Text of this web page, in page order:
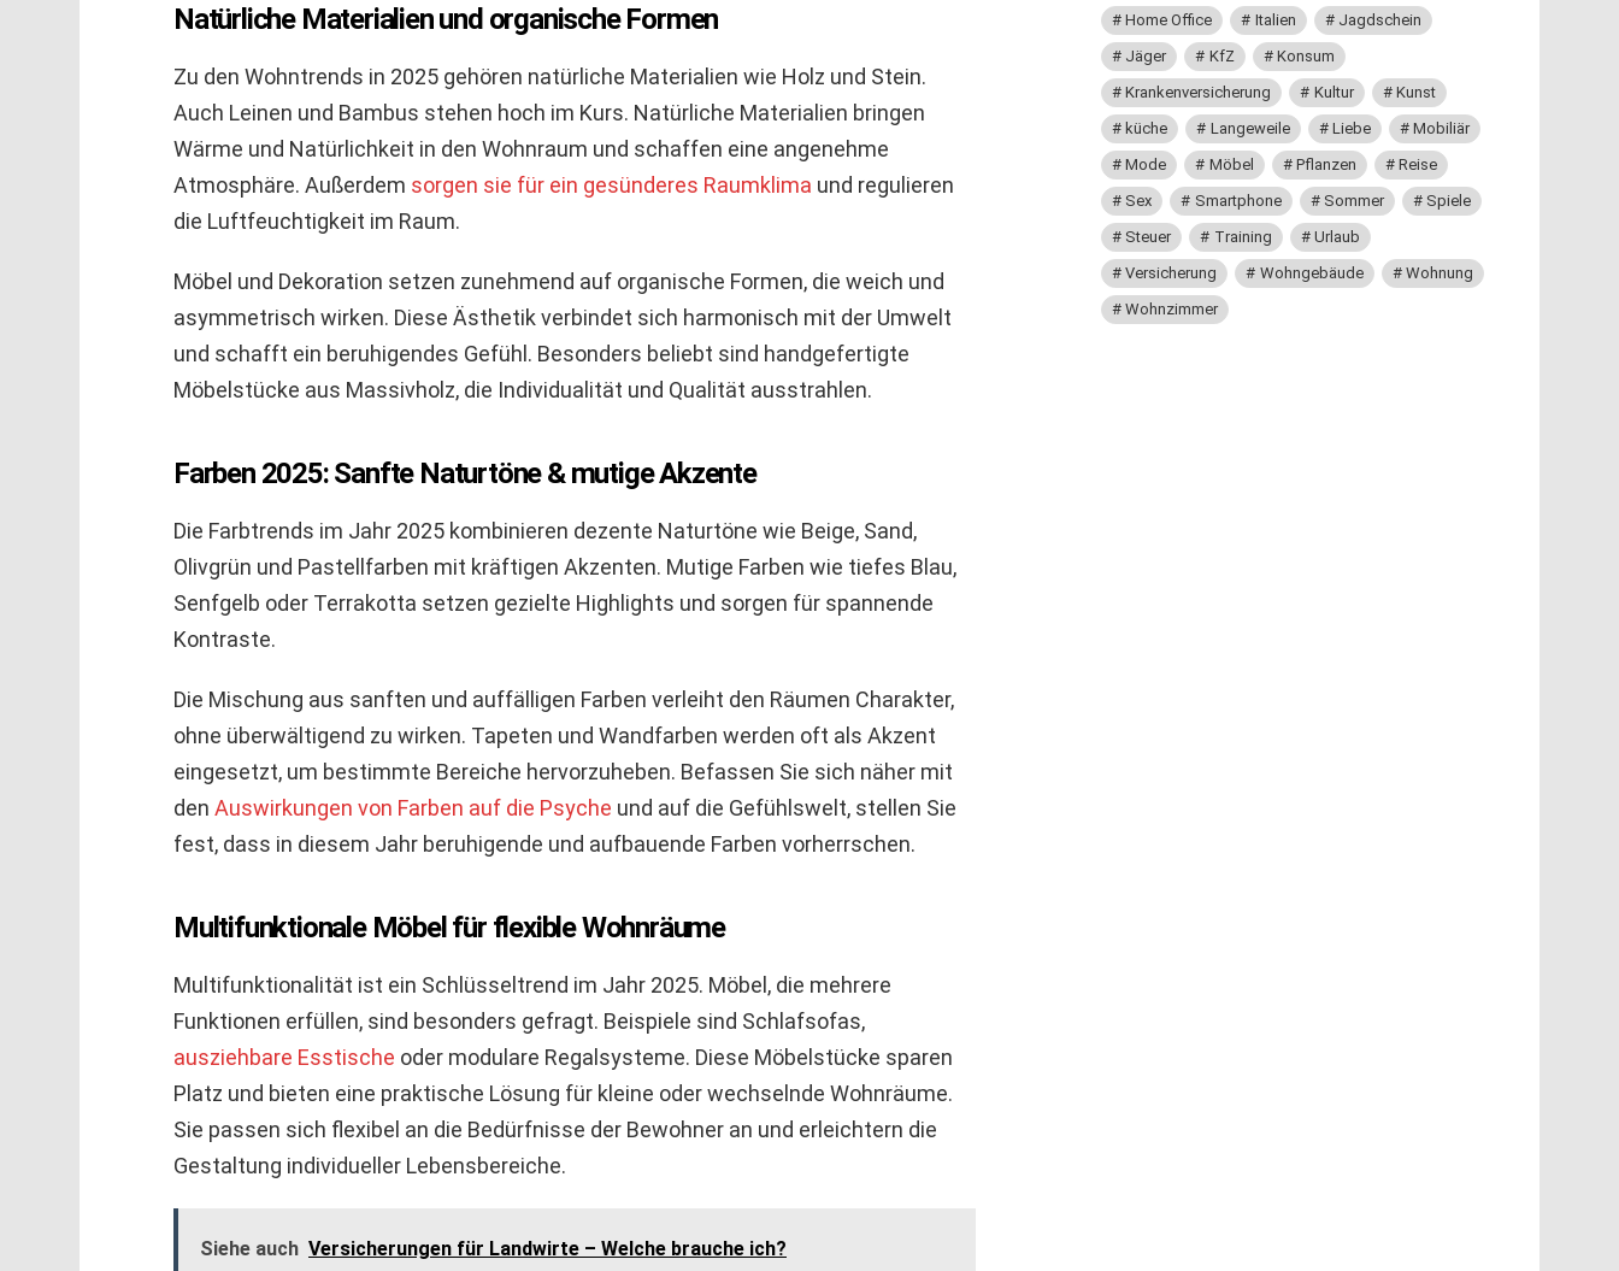
Natürliche Materialien und organische Formen
Zu den Wohntrends in 2025 gehören natürliche Materialien wie Holz und Stein.
Auch Leinen und Bambus stehen hoch im Kurs. Natürliche Materialien bringen
Wärme und Natürlichkeit in den Wohnraum und schaffen eine angenehme
Atmosphäre. Außerdem sorgen sie für ein gesünderes Raumklima und regulieren
die Luftfeuchtigkeit im Raum.
Möbel und Dekoration setzen zunehmend auf organische Formen, die weich und
asymmetrisch wirken. Diese Ästhetik verbindet sich harmonisch mit der Umwelt
und schafft ein beruhigendes Gefühl. Besonders beliebt sind handgefertigte
Möbelstücke aus Massivholz, die Individualität und Qualität ausstrahlen.
Farben 2025: Sanfte Naturtöne & mutige Akzente
Die Farbtrends im Jahr 2025 kombinieren dezente Naturtöne wie Beige, Sand,
Olivgrün und Pastellfarben mit kräftigen Akzenten. Mutige Farben wie tiefes Blau,
Senfgelb oder Terrakotta setzen gezielte Highlights und sorgen für spannende
Kontraste.
Die Mischung aus sanften und auffälligen Farben verleiht den Räumen Charakter,
ohne überwältigend zu wirken. Tapeten und Wandfarben werden oft als Akzent
eingesetzt, um bestimmte Bereiche hervorzuheben. Befassen Sie sich näher mit
den Auswirkungen von Farben auf die Psyche und auf die Gefühlswelt, stellen Sie
fest, dass in diesem Jahr beruhigende und aufbauende Farben vorherrschen.
Multifunktionale Möbel für flexible Wohnräume
Multifunktionalität ist ein Schlüsseltrend im Jahr 2025. Möbel, die mehrere
Funktionen erfüllen, sind besonders gefragt. Beispiele sind Schlafsofas,
ausziehbare Esstische oder modulare Regalsysteme. Diese Möbelstücke sparen
Platz und bieten eine praktische Lösung für kleine oder wechselnde Wohnräume.
Sie passen sich flexibel an die Bedürfnisse der Bewohner an und erleichtern die
Gestaltung individueller Lebensbereiche.
Siehe auch Versicherungen für Landwirte – Welche brauche ich?
Home Office
Italien
Jagdschein
Jäger
KfZ
Konsum
Krankenversicherung
Kultur
Kunst
küche
Langeweile Liebe
Mobiliär
Mode
Möbel Pflanzen
Reise
Sex
Smartphone Sommer
Spiele
Steuer
Training
Urlaub
Versicherung
Wohngebäude
Wohnung
Wohnzimmer